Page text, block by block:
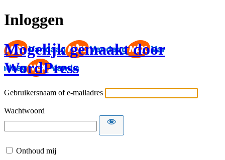
Inloggen
Mogelijk gemaakt door
WordPress
Gebruikersnaam of e-mailadres
Wachtwoord
Onthoud mij